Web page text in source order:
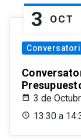
3 OCT
3 de
13:30 a